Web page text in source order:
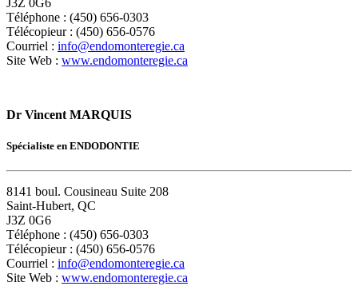
J3Z 0G6
Téléphone : (450) 656-0303
Télécopieur : (450) 656-0576
Courriel : info@endomonteregie.ca
Site Web : www.endomonteregie.ca
Dr Vincent MARQUIS
Spécialiste en ENDODONTIE
8141 boul. Cousineau Suite 208
Saint-Hubert, QC
J3Z 0G6
Téléphone : (450) 656-0303
Télécopieur : (450) 656-0576
Courriel : info@endomonteregie.ca
Site Web : www.endomonteregie.ca